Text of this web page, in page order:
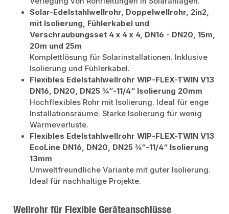
Solar-Edelstahlwellrohr, Doppelwellrohr, 2in2,
mit Isolierung, Fühlerkabel und
Verschraubungsset 4 x 4 x 4, DN16 - DN20, 15m,
20m und 25m
Komplettlösung für Solarinstallationen. Inklusive
Isolierung und Fühlerkabel.
Flexibles Edelstahlwellrohr WIP-FLEX-TWIN V13
DN16, DN20, DN25 ¾“-11/4“ Isolierung 20mm
Hochflexibles Rohr mit Isolierung. Ideal für enge
Installationsräume. Starke Isolierung für wenig
Wärmeverluste.
Flexibles Edelstahlwellrohr WIP-FLEX-TWIN V13
EcoLine DN16, DN20, DN25 ¾“-11/4“ Isolierung
13mm
Umweltfreundliche Variante mit guter Isolierung.
Ideal für nachhaltige Projekte.
Wellrohr für Flexible Geräteanschlüsse